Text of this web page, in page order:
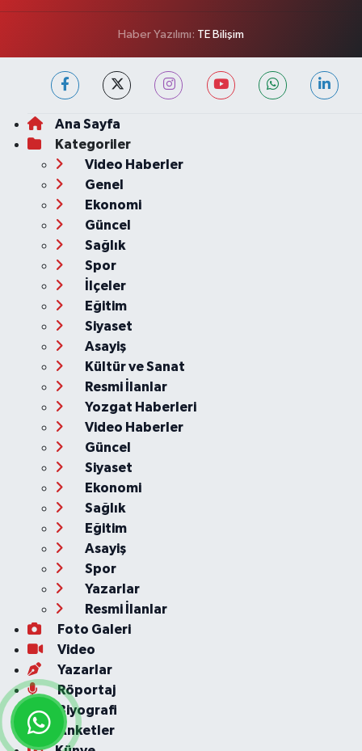
Haber Yazılımı: TE Bilişim
Ana Sayfa
Kategoriler
Video Haberler
Genel
Ekonomi
Güncel
Sağlık
Spor
İlçeler
Eğitim
Siyaset
Asayiş
Kültür ve Sanat
Resmi İlanlar
Yozgat Haberleri
Video Haberler
Güncel
Siyaset
Ekonomi
Sağlık
Eğitim
Asayiş
Spor
Yazarlar
Resmi İlanlar
Foto Galeri
Video
Yazarlar
Röportaj
Biyografi
Anketler